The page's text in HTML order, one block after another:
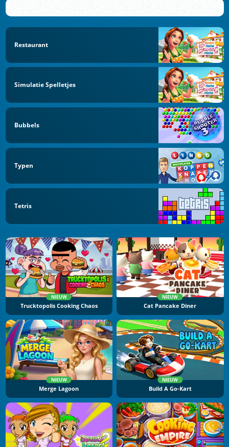
Restaurant
Simulatie Spelletjes
Bubbels
Typen
Tetris
NIEUW
Trucktopolis Cooking Chaos
NIEUW
Cat Pancake Diner
NIEUW
Merge Lagoon
NIEUW
Build A Go-Kart